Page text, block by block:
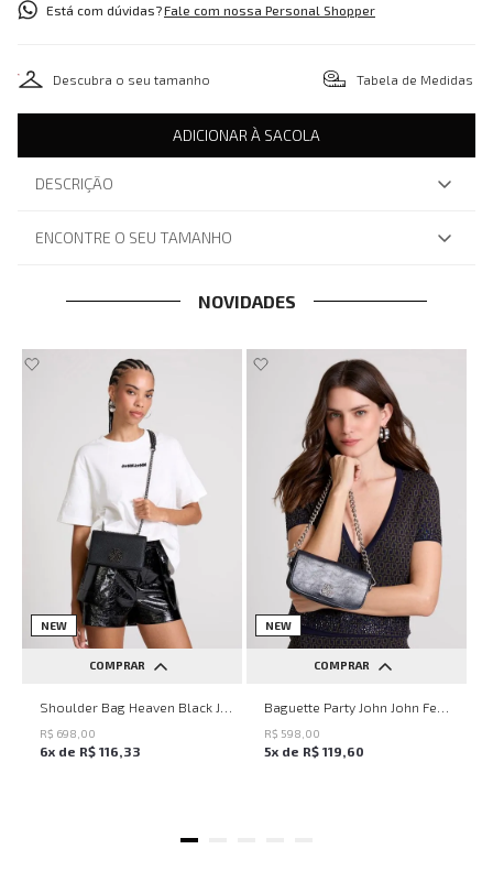
Está com dúvidas?Fale com nossa Personal Shopper
Descubra o seu tamanho Tabela de Medidas
ADICIONAR À SACOLA
DESCRIÇÃO
ENCONTRE O SEU TAMANHO
NOVIDADES
NEW
COMPRAR
UN
R$ 698 00
6x de R$ 116 33
NEW
COMPRAR
UN
R$ 598 00
5x de R$ 119 60